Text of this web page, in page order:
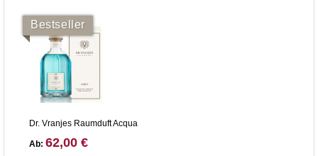
Bestseller
Dr. Vranjes Raumduft Acqua
Ab: 62,00 €